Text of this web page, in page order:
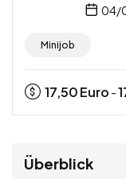
04/
Minijob
17,50Euro -
Überblick